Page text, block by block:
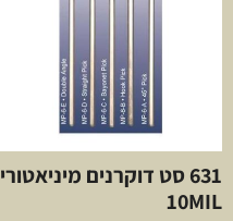
631 סט דוקרנים מיניאטורי
10MIL